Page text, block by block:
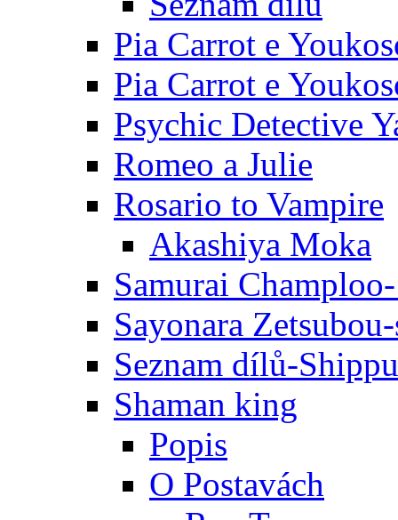
Pia Carrot e
Pia Carrot e
Psychic Detective
Romeo a Julie
Rosario to Vampire
Akashiya Moka
Samurai
Sayonara
Seznam dílů-
Shaman king
Popis
O Postavách